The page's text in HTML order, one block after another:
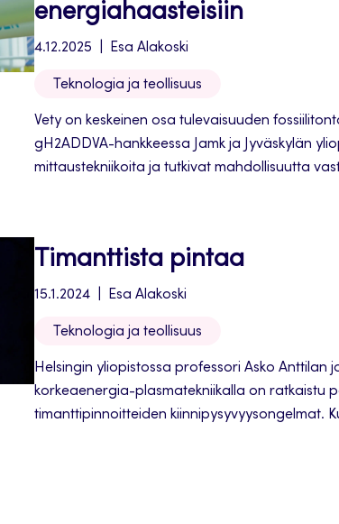
energiahaasteisiin
4.12.2025 Esa Alakoski
Teknologia ja teollisuus
Vety on keskeinen osa tulevaisuuden
gH2ADDVA-hankkeessa Jamk ja Jyväskylän
mittaustekniikoita ja tutkivat mahdollisuutta
Timanttista pintaa
15.1.2024 Esa Alakoski
Teknologia ja teollisuus
Helsingin yliopistossa professori Asko Anttilan
korkeaenergia-plasmatekniikalla on ratkaistu
timanttipinnoitteiden kiinnipysyvyysongelmat.